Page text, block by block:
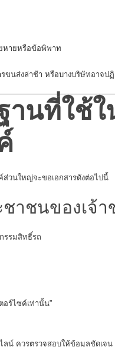
หายหรือข้อพิพาท
ขนส่งล่าช้า หรือบางบริษัทอาจป
านที่ใช้ใ
ส่วนใหญ่จะขอเอกสารดังต่อไปนี้
ชาชนของเจ้า
รรมสิทธิ์รถ
อร์ไซค์เท่านั้น”
ลน์ ควรตรวจสอบให้ข้อมูลชัดเจ